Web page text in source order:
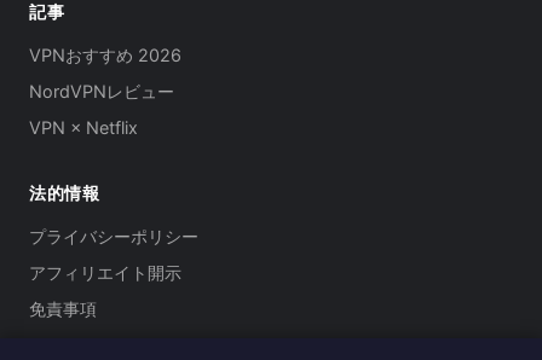
記事
VPNおすすめ 2026
NordVPNレビュー
VPN × Netflix
法的情報
プライバシーポリシー
アフィリエイト開示
免責事項